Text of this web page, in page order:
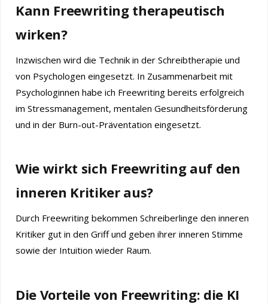
Kann Freewriting therapeutisch
wirken?
Inzwischen wird die Technik in der Schreibtherapie und
von Psychologen eingesetzt. In Zusammenarbeit mit
Psychologinnen habe ich Freewriting bereits erfolgreich
im Stressmanagement, mentalen Gesundheitsförderung
und in der Burn-out-Präventation eingesetzt.
Wie wirkt sich Freewriting auf den
inneren Kritiker aus?
Durch Freewriting bekommen Schreiberlinge den inneren
Kritiker gut in den Griff und geben ihrer inneren Stimme
sowie der Intuition wieder Raum.
Die Vorteile von Freewriting: die KI